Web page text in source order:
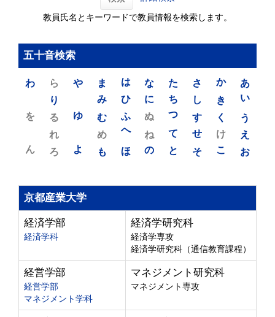
教員氏名とキーワードで教員情報を検索します。
五十音検索
あ
い
う
え
お
か
き
く
け
こ
さ
し
す
せ
そ
た
ち
つ
て
と
な
に
ぬ
ね
の
は
ひ
ふ
へ
ほ
ま
み
む
め
も
や
ゆ
よ
ら
り
る
れ
ろ
わ
を
ん
京都産業大学
経済学部
経済学科
経済学研究科
経済学専攻
経済学研究科（通信教育課程）
経営学部
経営学部
マネジメント学科
マネジメント研究科
マネジメント専攻